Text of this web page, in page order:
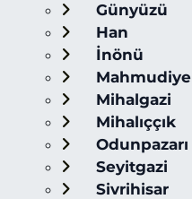
Günyüzü
Han
İnönü
Mahmudiye
Mihalgazi
Mihalıççık
Odunpazarı
Seyitgazi
Sivrihisar